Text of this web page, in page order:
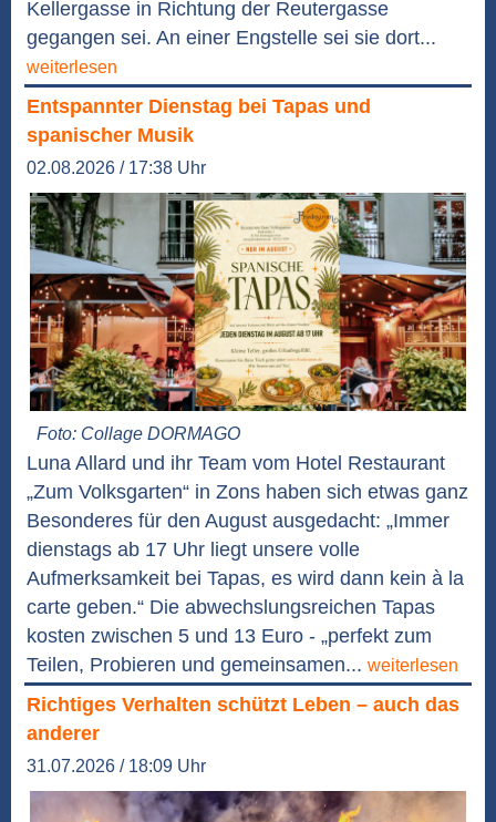
Kellergasse in Richtung der Reutergasse
gegangen sei. An einer Engstelle sei sie dort...
weiterlesen
Entspannter Dienstag bei Tapas und
spanischer Musik
02.08.2026 / 17:38 Uhr
Foto: Collage DORMAGO
Luna Allard und ihr Team vom Hotel Restaurant
„Zum Volksgarten“ in Zons haben sich etwas ganz
Besonderes für den August ausgedacht: „Immer
dienstags ab 17 Uhr liegt unsere volle
Aufmerksamkeit bei Tapas, es wird dann kein à la
carte geben.“ Die abwechslungsreichen Tapas
kosten zwischen 5 und 13 Euro - „perfekt zum
Teilen, Probieren und gemeinsamen... weiterlesen
Richtiges Verhalten schützt Leben – auch das
anderer
31.07.2026 / 18:09 Uhr